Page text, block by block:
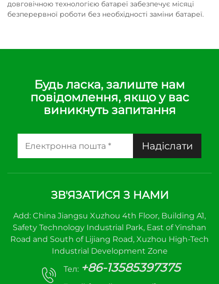
довговічною технологією батареї забезпечує місяці
безперервної роботи без необхідності заміни батареї.
Будь ласка, залиште нам
повідомлення, якщо у вас
виникнуть запитання
Надіслати
ЗВ'ЯЗАТИСЯ З НАМИ
Add: China Jiangsu Xuzhou 4th Floor, Building A1,
Safety Technology Industrial Park, East of Yinshan
Road and South of Lijiang Road, Xuzhou High-Tech
Industrial Development Zone
Тел: +86-13585397375